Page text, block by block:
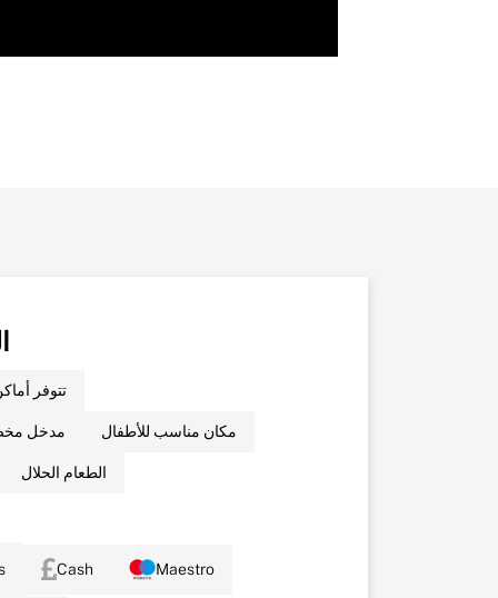
تتوفر
مدخل مكان مناسب للأطفال
الطعام الحلال
Cash Maestro